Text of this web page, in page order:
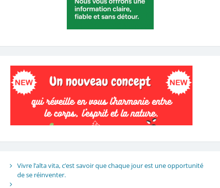
Vivre l’alta vita, c’est savoir que chaque jour est une opportunité
de se réinventer.